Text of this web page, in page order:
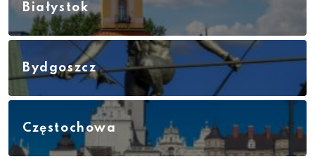
Białystok
Bydgoszcz
Częstochowa